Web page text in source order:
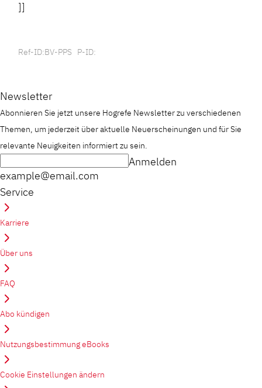
]]
Ref-ID:BV-PPS P-ID:
Newsletter
Abonnieren Sie jetzt unsere Hogrefe Newsletter zu verschiedenen
Themen, um jederzeit über aktuelle Neuerscheinungen und für Sie
relevante Neuigkeiten informiert zu sein.
example@email.com
Anmelden
Service
Karriere
Über uns
FAQ
Abo kündigen
Nutzungsbestimmung eBooks
Cookie Einstellungen ändern